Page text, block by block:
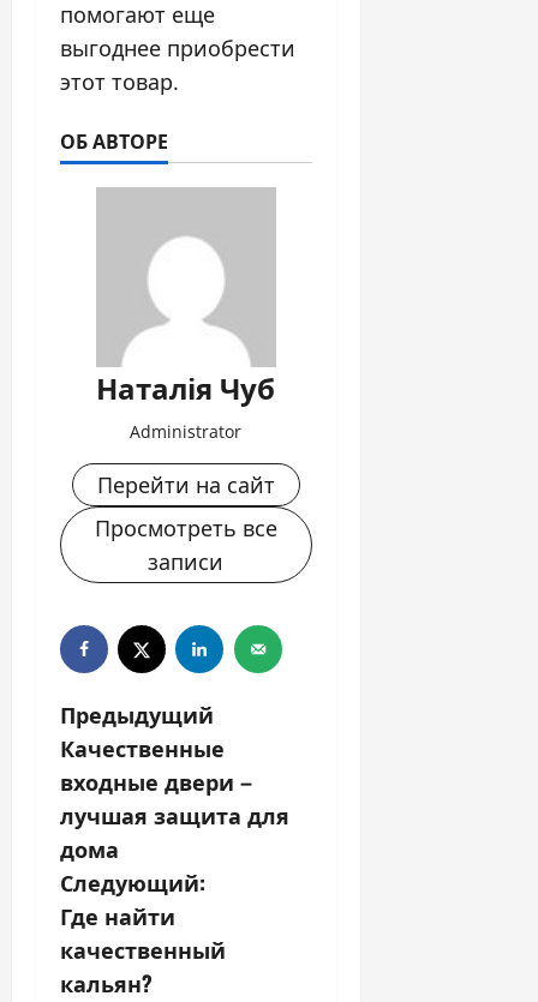
помогают еще
выгоднее приобрести
этот товар.
ОБ АВТОРЕ
Наталія Чуб
Administrator
Перейти на сайт
Просмотреть все
записи
Н
а
в
и
г
а
Предыдущий
Качественные
входные двери –
лучшая защита для
дома
Следующий:
Где найти
качественный
кальян?